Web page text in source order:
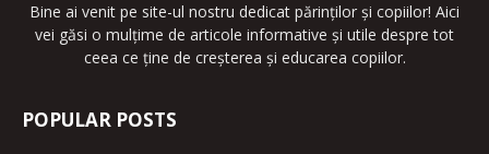
Bine ai venit pe site-ul nostru dedicat părinților și copiilor! Aici
vei găsi o mulțime de articole informative și utile despre tot
ceea ce ține de creșterea și educarea copiilor.
POPULAR POSTS